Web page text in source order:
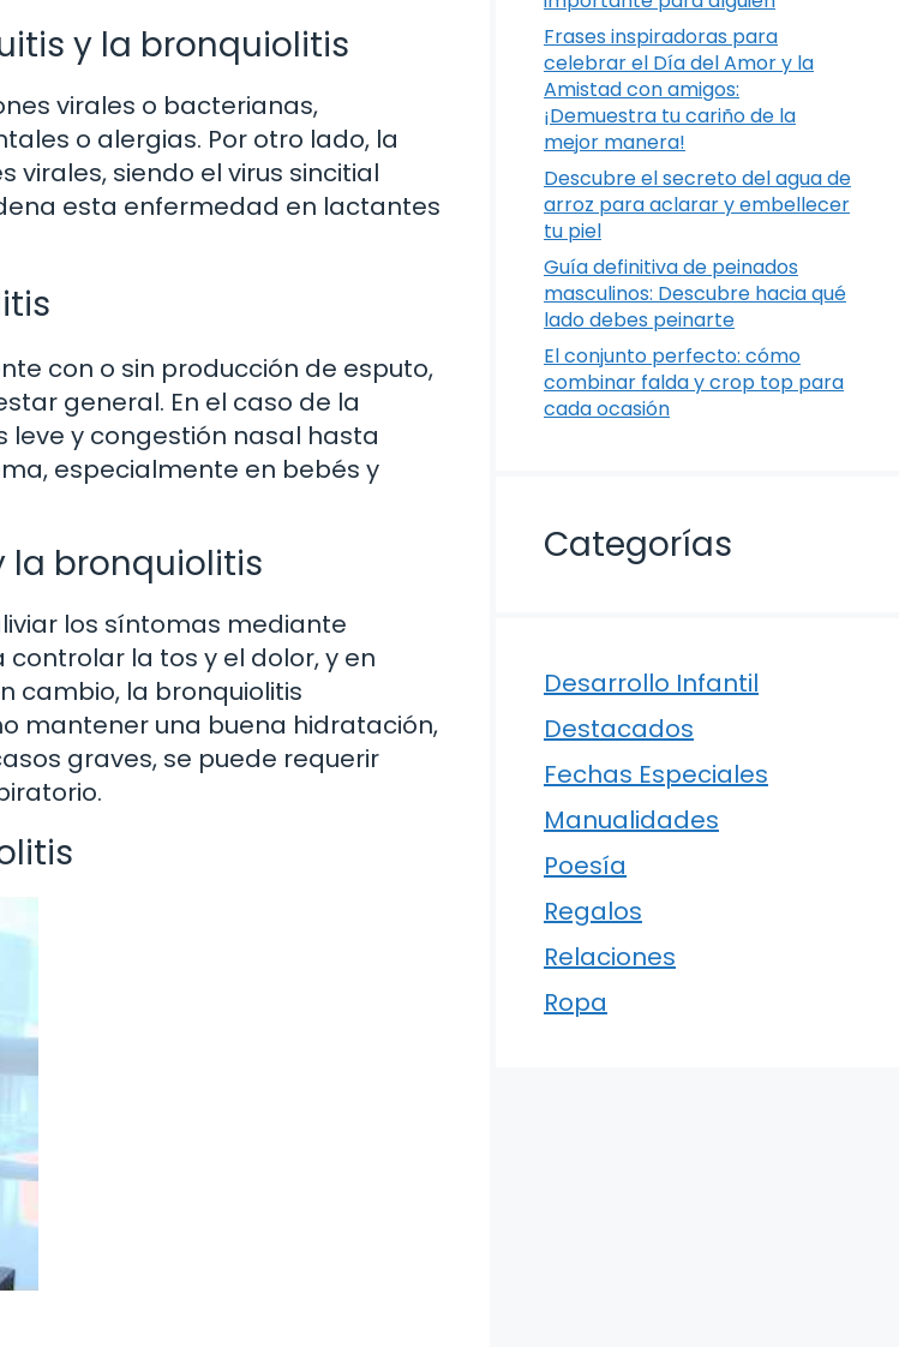
y la bronquiolitis
virales o bacterianas,
o alergias. Por otro lado, la
siendo el virus sincitial
esta enfermedad en lactantes
con o sin producción de esputo,
general. En el caso de la
leve y congestión nasal hasta
especialmente en bebés y
la bronquiolitis
los síntomas mediante
la tos y el dolor, y en
cambio, la bronquiolitis
mantener una buena hidratación,
graves, se puede requerir
Frases inspiradoras para
celebrar el Día del Amor y la
Amistad con amigos:
¡Demuestra tu cariño de la
mejor manera!
Descubre el secreto del agua de
arroz para aclarar y embellecer
tu piel
Guía definitiva de peinados
masculinos: Descubre hacia qué
lado debes peinarte
El conjunto perfecto: cómo
combinar falda y crop top para
cada ocasión
Categorías
Desarrollo Infantil
Destacados
Fechas Especiales
Manualidades
Poesía
Regalos
Relaciones
Ropa